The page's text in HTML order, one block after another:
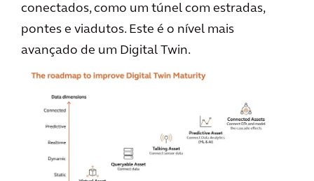
conectados, como um túnel com estradas,
pontes e viadutos. Este é o nível mais
avançado de um Digital Twin.